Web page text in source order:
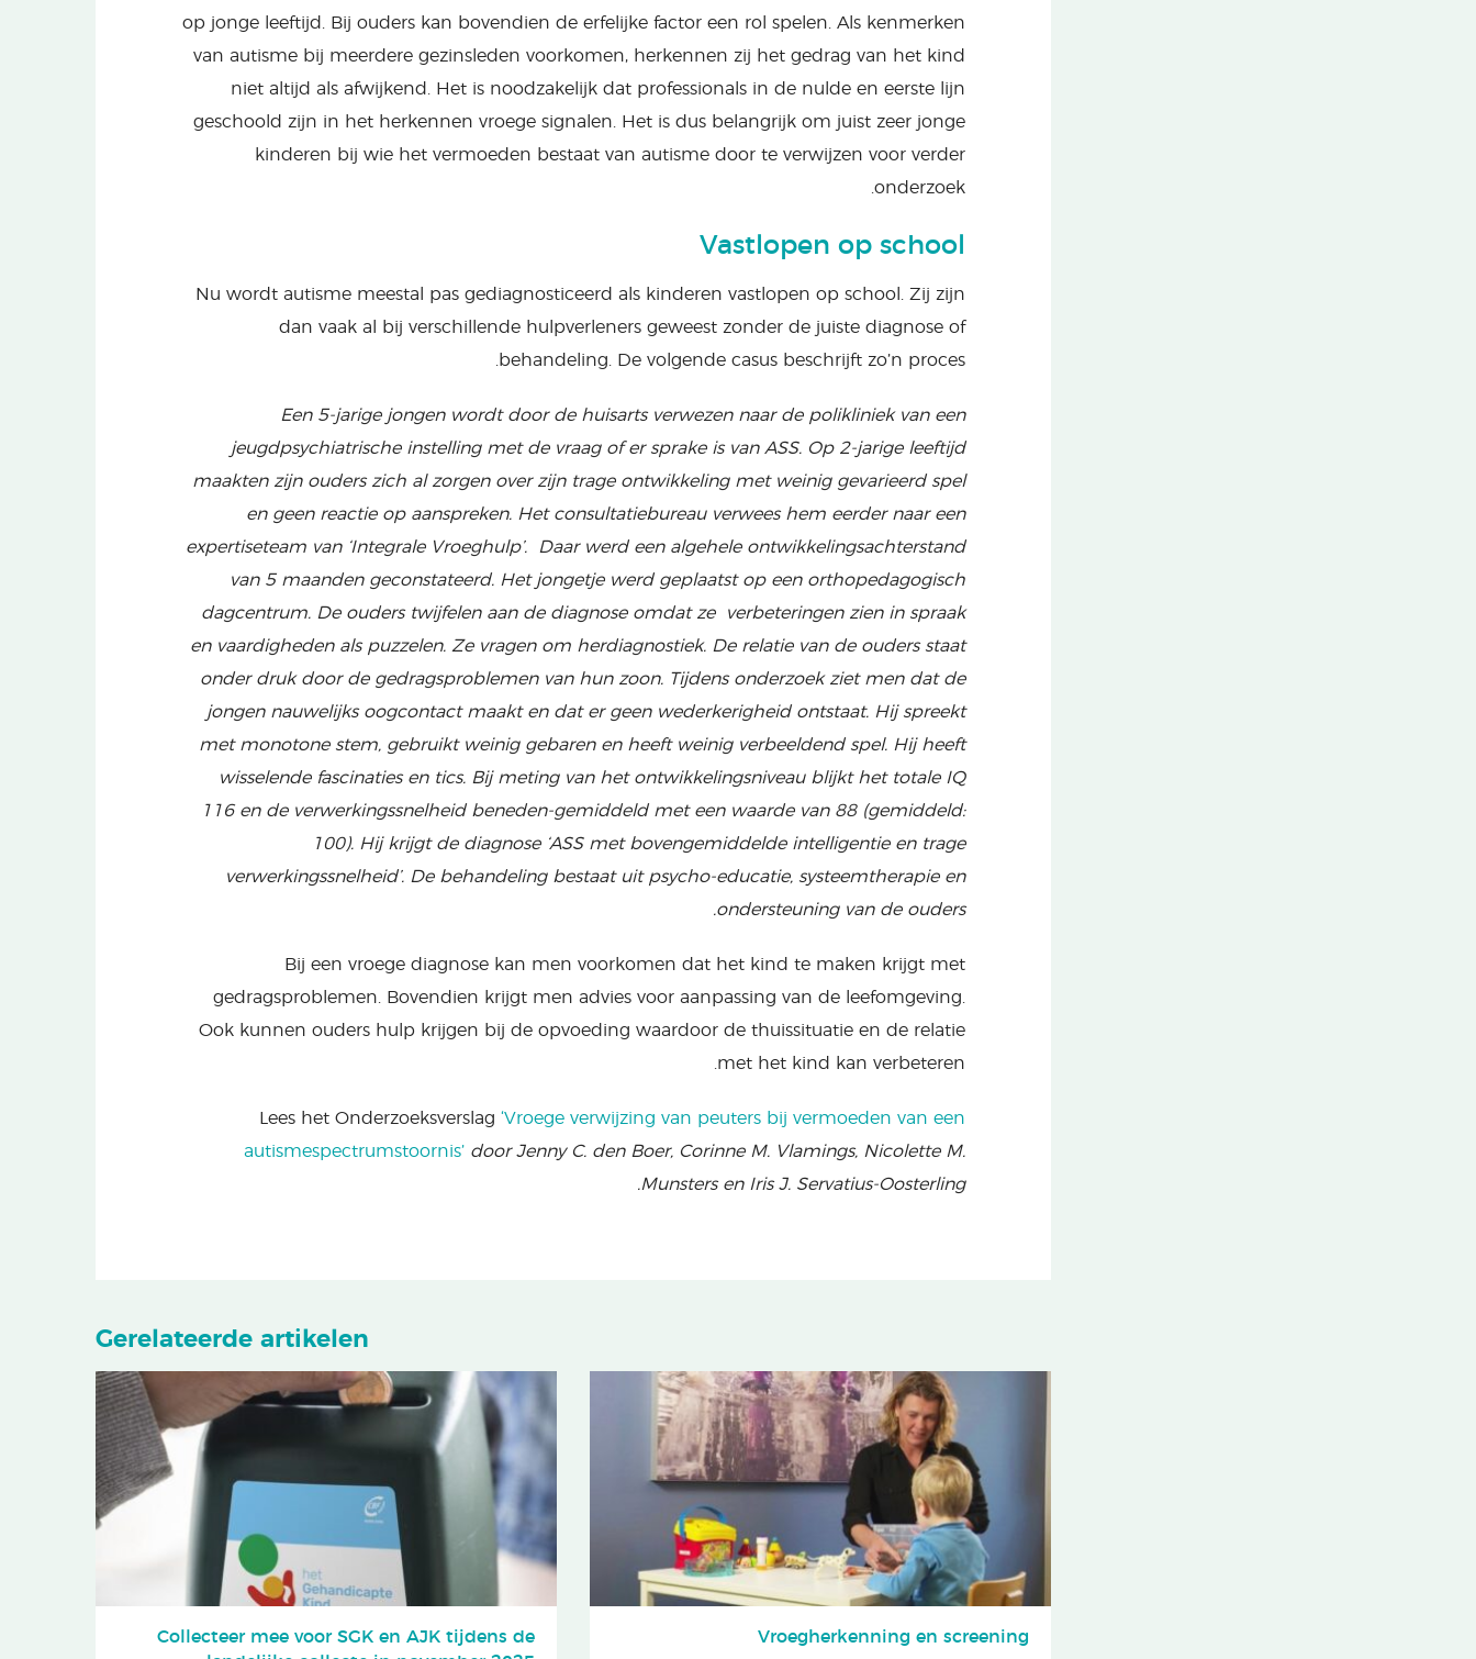
op jonge leeftijd. Bij ouders kan bovendien de erfelijke factor een rol spelen. Als kenmerken
van autisme bij meerdere gezinsleden voorkomen, herkennen zij het gedrag van het kind
niet altijd als afwijkend. Het is noodzakelijk dat professionals in de nulde en eerste lijn
geschoold zijn in het herkennen vroege signalen. Het is dus belangrijk om juist zeer jonge
kinderen bij wie het vermoeden bestaat van autisme door te verwijzen voor verder
onderzoek.
Vastlopen op school
Nu wordt autisme meestal pas gediagnosticeerd als kinderen vastlopen op school. Zij zijn
dan vaak al bij verschillende hulpverleners geweest zonder de juiste diagnose of
behandeling. De volgende casus beschrijft zo’n proces.
Een 5-jarige jongen wordt door de huisarts verwezen naar de polikliniek van een
jeugdpsychiatrische instelling met de vraag of er sprake is van ASS. Op 2-jarige leeftijd
maakten zijn ouders zich al zorgen over zijn trage ontwikkeling met weinig gevarieerd spel
en geen reactie op aanspreken. Het consultatiebureau verwees hem eerder naar een
expertiseteam van ‘Integrale Vroeghulp’. Daar werd een algehele ontwikkelingsachterstand
van 5 maanden geconstateerd. Het jongetje werd geplaatst op een orthopedagogisch
dagcentrum. De ouders twijfelen aan de diagnose omdat ze verbeteringen zien in spraak
en vaardigheden als puzzelen. Ze vragen om herdiagnostiek. De relatie van de ouders staat
onder druk door de gedragsproblemen van hun zoon. Tijdens onderzoek ziet men dat de
jongen nauwelijks oogcontact maakt en dat er geen wederkerigheid ontstaat. Hij spreekt
met monotone stem, gebruikt weinig gebaren en heeft weinig verbeeldend spel. Hij heeft
wisselende fascinaties en tics. Bij meting van het ontwikkelingsniveau blijkt het totale IQ
116 en de verwerkingssnelheid beneden-gemiddeld met een waarde van 88 (gemiddeld:
100). Hij krijgt de diagnose ‘ASS met bovengemiddelde intelligentie en trage
verwerkingssnelheid’. De behandeling bestaat uit psycho-educatie, systeemtherapie en
ondersteuning van de ouders.
Bij een vroege diagnose kan men voorkomen dat het kind te maken krijgt met
gedragsproblemen. Bovendien krijgt men advies voor aanpassing van de leefomgeving.
Ook kunnen ouders hulp krijgen bij de opvoeding waardoor de thuissituatie en de relatie
met het kind kan verbeteren.
Lees het Onderzoeksverslag ‘Vroege verwijzing van peuters bij vermoeden van een
autismespectrumstoornis’ door Jenny C. den Boer, Corinne M. Vlamings, Nicolette M.
Munsters en Iris J. Servatius-Oosterling.
Gerelateerde artikelen
Vroegherkenning en screening
Collecteer mee voor SGK en AJK tijdens de